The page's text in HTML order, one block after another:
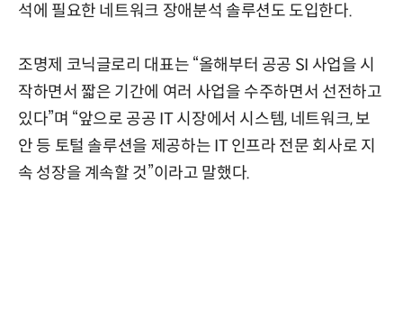
석에 필요한 네트워크 장애분석 솔루션도 도입한다.
조명제 코닉글로리 대표는 “올해부터 공공 SI 사업을 시
작하면서 짧은 기간에 여러 사업을 수주하면서 선전하고
있다”며 “앞으로 공공 IT 시장에서 시스템, 네트워크, 보
안 등 토털 솔루션을 제공하는 IT 인프라 전문 회사로 지
속 성장을 계속할 것”이라고 말했다.